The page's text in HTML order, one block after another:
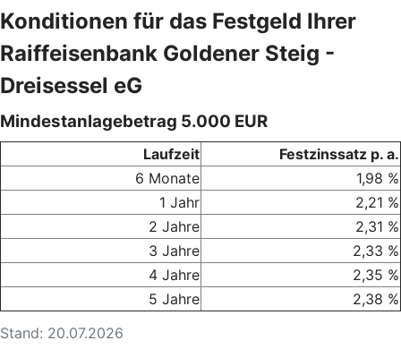
Konditionen für das Festgeld Ihrer
Raiffeisenbank Goldener Steig -
Dreisessel eG
Mindestanlagebetrag 5.000 EUR
Stand: 20.07.2026
Laufzeit
Festzinssatz p. a.
6 Monate
1,98 %
1 Jahr
2,21 %
2 Jahre
2,31 %
3 Jahre
2,33 %
4 Jahre
2,35 %
5 Jahre
2,38 %